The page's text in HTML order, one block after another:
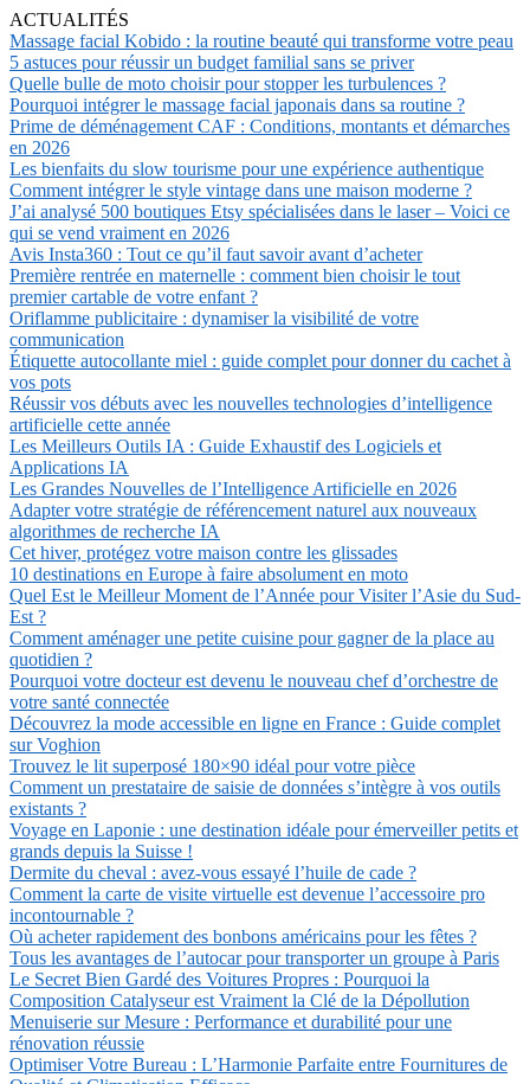
ACTUALITÉS
Massage facial Kobido : la routine beauté qui transforme votre peau
5 astuces pour réussir un budget familial sans se priver
Quelle bulle de moto choisir pour stopper les turbulences ?
Pourquoi intégrer le massage facial japonais dans sa routine ?
Prime de déménagement CAF : Conditions, montants et démarches
en 2026
Les bienfaits du slow tourisme pour une expérience authentique
Comment intégrer le style vintage dans une maison moderne ?
J’ai analysé 500 boutiques Etsy spécialisées dans le laser – Voici ce
qui se vend vraiment en 2026
Avis Insta360 : Tout ce qu’il faut savoir avant d’acheter
Première rentrée en maternelle : comment bien choisir le tout
premier cartable de votre enfant ?
Oriflamme publicitaire : dynamiser la visibilité de votre
communication
Étiquette autocollante miel : guide complet pour donner du cachet à
vos pots
Réussir vos débuts avec les nouvelles technologies d’intelligence
artificielle cette année
Les Meilleurs Outils IA : Guide Exhaustif des Logiciels et
Applications IA
Les Grandes Nouvelles de l’Intelligence Artificielle en 2026
Adapter votre stratégie de référencement naturel aux nouveaux
algorithmes de recherche IA
Cet hiver, protégez votre maison contre les glissades
10 destinations en Europe à faire absolument en moto
Quel Est le Meilleur Moment de l’Année pour Visiter l’Asie du Sud-
Est ?
Comment aménager une petite cuisine pour gagner de la place au
quotidien ?
Pourquoi votre docteur est devenu le nouveau chef d’orchestre de
votre santé connectée
Découvrez la mode accessible en ligne en France : Guide complet
sur Voghion
Trouvez le lit superposé 180×90 idéal pour votre pièce
Comment un prestataire de saisie de données s’intègre à vos outils
existants ?
Voyage en Laponie : une destination idéale pour émerveiller petits et
grands depuis la Suisse !
Dermite du cheval : avez-vous essayé l’huile de cade ?
Comment la carte de visite virtuelle est devenue l’accessoire pro
incontournable ?
Où acheter rapidement des bonbons américains pour les fêtes ?
Tous les avantages de l’autocar pour transporter un groupe à Paris
Le Secret Bien Gardé des Voitures Propres : Pourquoi la
Composition Catalyseur est Vraiment la Clé de la Dépollution
Menuiserie sur Mesure : Performance et durabilité pour une
rénovation réussie
Optimiser Votre Bureau : L’Harmonie Parfaite entre Fournitures de